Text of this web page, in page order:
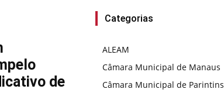
de
Categorias
ALEAM
Câmara Municipal de Manaus
Câmara Municipal de Parintins